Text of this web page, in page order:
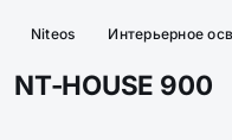
Niteos Интерьерное
NT-HOUSE 900